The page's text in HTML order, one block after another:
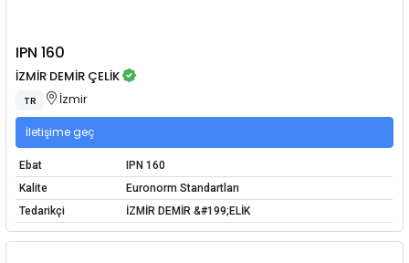
IPN 160
İZMİR DEMİR ÇELİK
TR İzmir
İletişime geç
Ebat
IPN 160
Kalite
Euronorm Standartları
Tedarikçi
İZMİR DEMİR &#199;ELİK